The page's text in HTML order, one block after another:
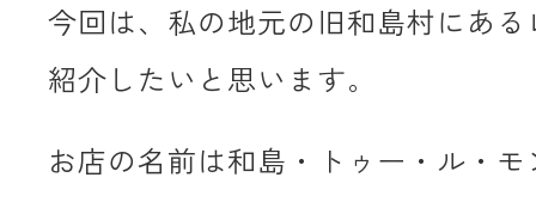
今回は、私の地元の旧和島村にあ
紹介したいと思います。
お店の名前は和島・トゥー・ル・モ